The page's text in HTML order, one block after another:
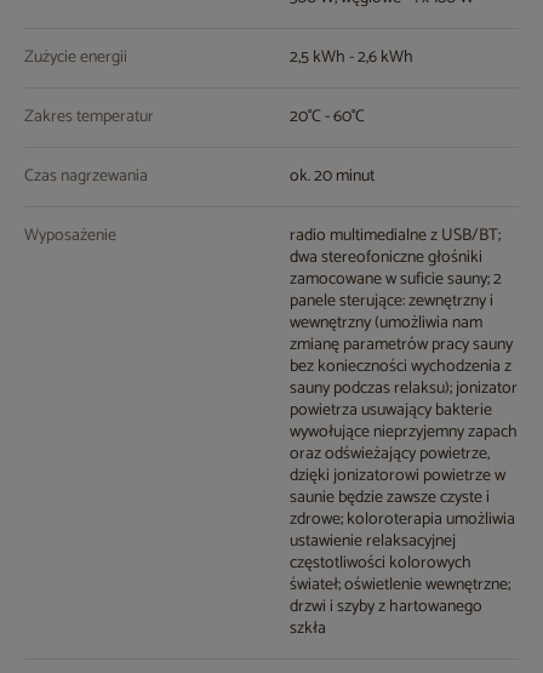
Zużycie energii 2,5 kWh - 2,6 kWh
Zakres temperatur 20°C - 60°C
Czas nagrzewania ok. 20 minut
Wyposażenie radio multimedialne z USB/BT;
dwa stereofoniczne głośniki
zamocowane w suficie sauny; 2
panele sterujące: zewnętrzny i
wewnętrzny (umożliwia nam
zmianę parametrów pracy sauny
bez konieczności wychodzenia z
sauny podczas relaksu); jonizator
powietrza usuwający bakterie
wywołujące nieprzyjemny zapach
oraz odświeżający powietrze,
dzięki jonizatorowi powietrze w
saunie będzie zawsze czyste i
zdrowe; koloroterapia umożliwia
ustawienie relaksacyjnej
częstotliwości kolorowych
świateł; oświetlenie wewnętrzne;
drzwi i szyby z hartowanego
szkła